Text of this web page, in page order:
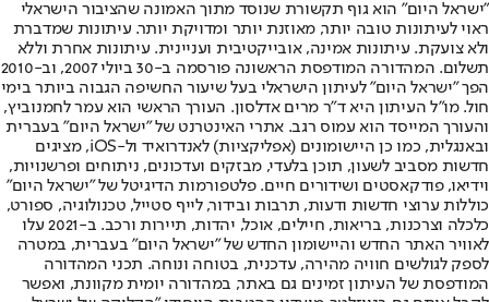
"ישראל היום" הוא גוף תקשורת שנוסד מתוך האמונה שהציבור הישראלי
ראוי לעיתונות טובה יותר, מאוזנת יותר ומדויקת יותר. עיתונות שמדברת
ולא צועקת. עיתונות אמינה, אובייקטיבית ועניינית. עיתונות אחרת וללא
תשלום. המהדורה המודפסת הראשונה פורסמה ב-30 ביולי 2007, וב-2010
הפך "ישראל היום" לעיתון הישראלי בעל שיעור החשיפה הגבוה ביותר בימי
חול. מו"ל העיתון היא ד"ר מרים אדלסון. העורך הראשי הוא עמר לחמנוביץ,
והעורך המייסד הוא עמוס רגב. אתרי האינטרנט של "ישראל היום" בעברית
ובאנגלית, כמו כן היישומונים (אפליקציות) לאנדרואיד ול-iOS, מציגים
חדשות מסביב לשעון, תוכן בלעדי, מבזקים ועדכונים, ניתוחים ופרשנויות,
וידיאו, פודקאסטים ושידורים חיים. פלטפורמות הדיגיטל של "ישראל היום"
כוללות ערוצי חדשות ודעות, תרבות ובידור, לייף סטייל, טכנולוגיה, ספורט,
כלכלה וצרכנות, בריאות, חיילים, אוכל, יהדות, תיירות ורכב. ב-2021 עלו
לאוויר האתר החדש והיישומון החדש של "ישראל היום" בעברית, במטרה
לספק לגולשים חוויה מהירה, עדכנית, בטוחה ונוחה. תכני המהדורה
המודפסת של העיתון זמינים גם באתר, במהדורה יומית מקוונת, ואפשר